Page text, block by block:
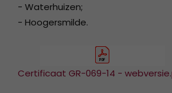
- Waterhuizen;
- Hoogersmilde.
Certificaat GR-069-14 -